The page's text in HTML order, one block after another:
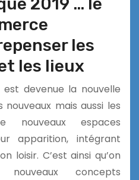
2019 … le
les
les lieux
devenue la nouvelle
mais aussi les
nouveaux espaces
apparition, intégrant
loisir. C’est ainsi qu’on
concepts